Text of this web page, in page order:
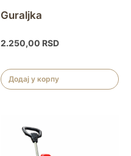
Guraljka
2.250,00 RSD
Додај у корпу